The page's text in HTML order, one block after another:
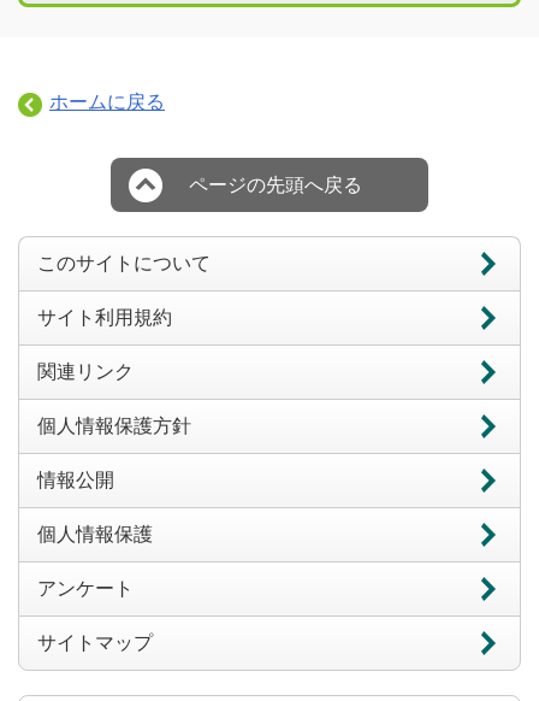
ホームに戻る
ページの先頭へ戻る
このサイトについて
サイト利用規約
関連リンク
個人情報保護方針
情報公開
個人情報保護
アンケート
サイトマップ